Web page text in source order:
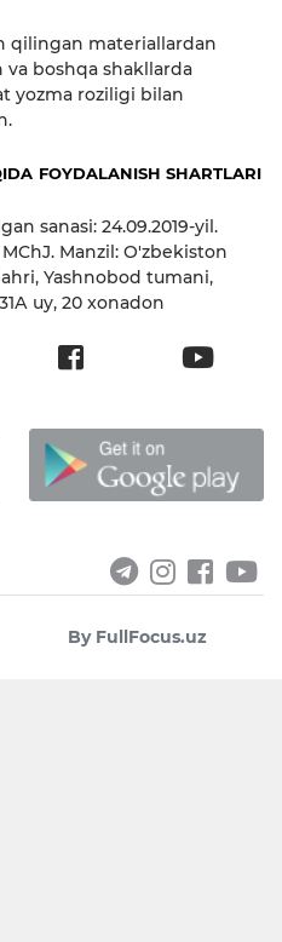
qilingan materiallardan
va boshqa shakllarda
yozma roziligi bilan
FOYDALANISH SHARTLARI
sanasi: 24.09.2019-yil.
Manzil: O'zbekiston
Yashnobod tumani,
uy, 20 xonadon
By FullFocus.uz